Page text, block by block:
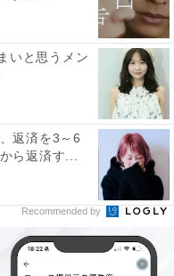
平さんとビッグゲスト
が広がりました。
コミで広がり、テレビ
公式の見逃し配信で人
年1月度ギャラクシ
ビグランプリ・情
受賞しています。
いと思うメン
返済を3～6
ら返済す...
Recommended by